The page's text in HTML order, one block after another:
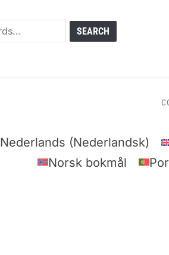
Nederlands (Nederlandsk)
Norsk bokmål